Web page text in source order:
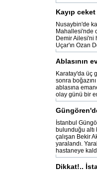
Kayıp
Nusaybin'de
Mahallesi'nde
Demir Ailesi'ni
Uçar'ın Ozan
Ablasının
Karatay'da üç
sonra
ablasına
olay günü bir
İstanbul
bulunduğu altı
çalışan Bekir
yaralandı.
hastaneye
Dikkat!..